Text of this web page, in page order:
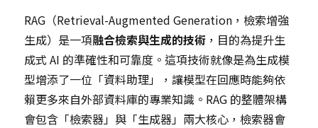
RAG（Retrieval-Augmented Generation，檢索增強
生成）是一項融合檢索與生成的技術 ，目的為提升生
成式 AI 的準確性和可靠度。這項技術就像是為生成模
型增添了一位「資料助理」，讓模型在回應時能夠依
賴更多來自外部資料庫的專業知識。RAG 的整體架構
會包含「檢索器」與「生成器」兩大核心，檢索器會